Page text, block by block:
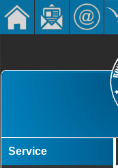
Service